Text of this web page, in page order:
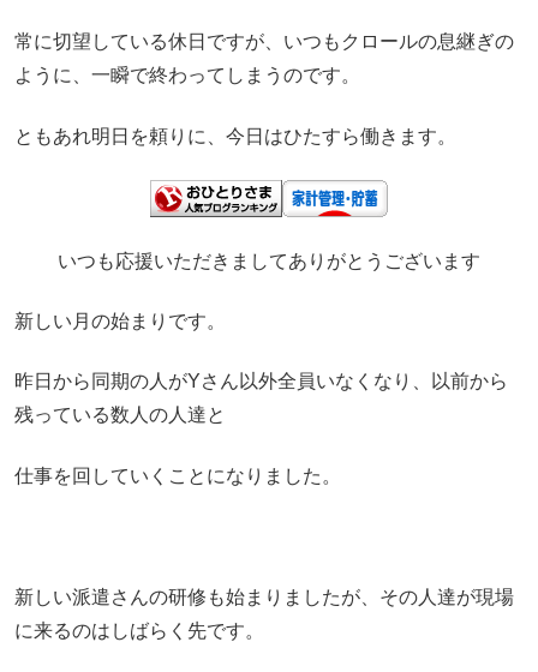
常に切望している休日ですが、いつもクロールの息継ぎの
ように、一瞬で終わってしまうのです。
ともあれ明日を頼りに、今日はひたすら働きます。
いつも応援いただきましてありがとうございます
新しい月の始まりです。
昨日から同期の人がYさん以外全員いなくなり、以前から
残っている数人の人達と
仕事を回していくことになりました。
新しい派遣さんの研修も始まりましたが、その人達が現場
に来るのはしばらく先です。